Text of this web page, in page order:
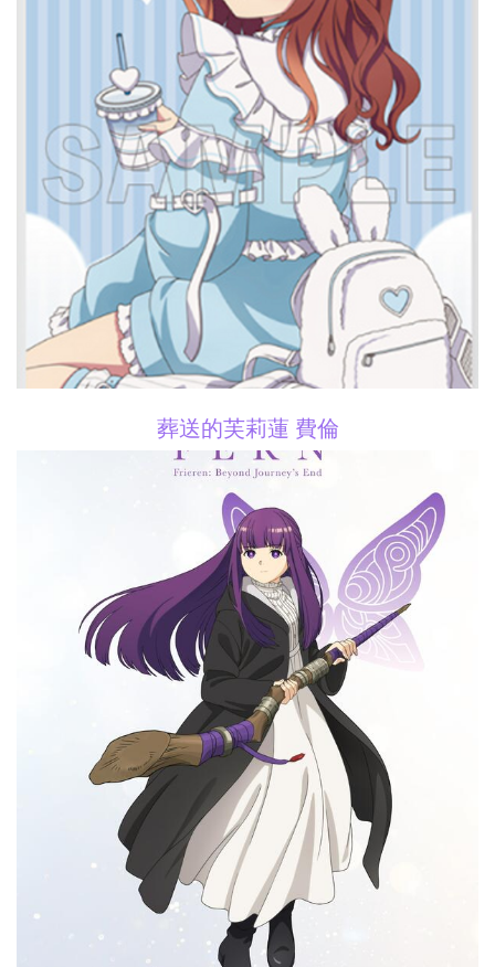
葬送的芙莉蓮 費倫